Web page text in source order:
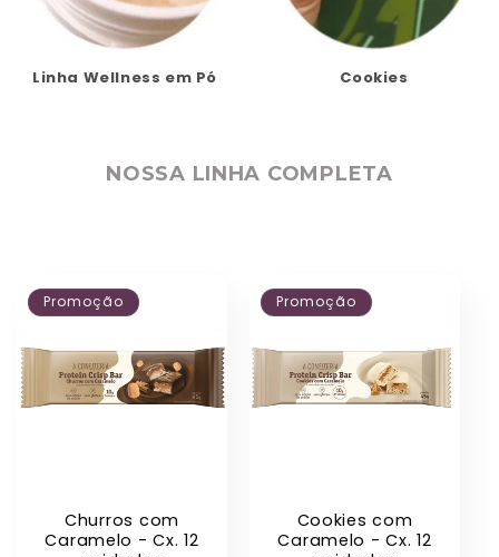
Cookies Doces de Potes
NOSSA LINHA COMPLETA
Promoção
Churros com
Caramelo - Cx. 12
Promoção
Cookies com
Caramelo - Cx. 12